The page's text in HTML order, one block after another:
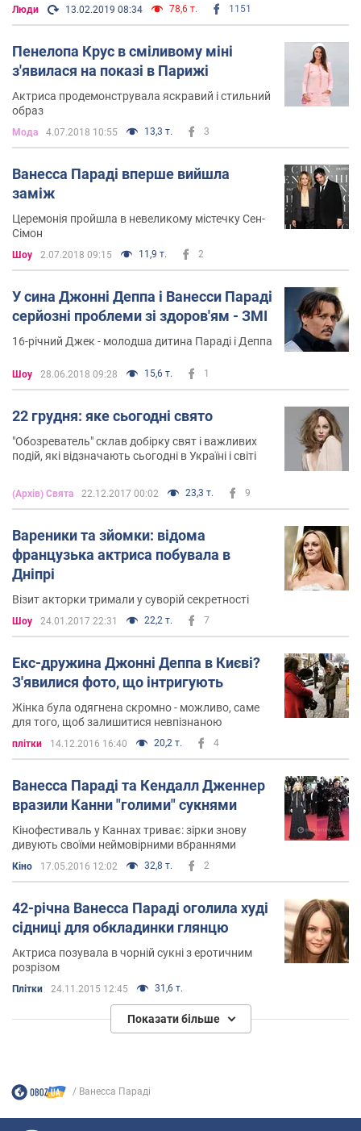
Люди 13.02.2019 08:34 78,6 т. 1151
Пенелопа Крус в сміливому міні
з'явилася на показі в Парижі
Актриса продемонструвала яскравий і стильний
образ
Мода 4.07.2018 10:55 13,3 т. 3
Ванесса Параді вперше вийшла
заміж
Церемонія пройшла в невеликому містечку Сен-
Сімон
Шоу 2.07.2018 09:15 11,9 т. 2
У сина Джонні Деппа і Ванесси Параді
серйозні проблеми зі здоров'ям - ЗМІ
16-річний Джек - молодша дитина Параді і Деппа
Шоу 28.06.2018 09:28 15,6 т. 1
22 грудня: яке сьогодні свято
"Обозреватель" склав добірку свят і важливих
подій, які відзначають сьогодні в Україні і світі
(Архів) Свята 22.12.2017 00:02 23,3 т. 9
Вареники та зйомки: відома
французька актриса побувала в
Дніпрі
Візит акторки тримали у суворій секретності
Шоу 24.01.2017 22:31 22,2 т. 7
Екс-дружина Джонні Деппа в Києві?
З'явилися фото, що інтригують
Жінка була одягнена скромно - можливо, саме
для того, щоб залишитися невпізнаною
плітки 14.12.2016 16:40 20,2 т. 4
Ванесса Параді та Кендалл Дженнер
вразили Канни "голими" сукнями
Кінофестиваль у Каннах триває: зірки знову
дивують своїми неймовірними вбраннями
Кіно 17.05.2016 12:02 32,8 т. 2
42-річна Ванесса Параді оголила худі
сідниці для обкладинки глянцю
Актриса позувала в чорній сукні з еротичним
розрізом
Плітки 24.11.2015 12:45 31,6 т.
Показати більше
Ванесса Параді